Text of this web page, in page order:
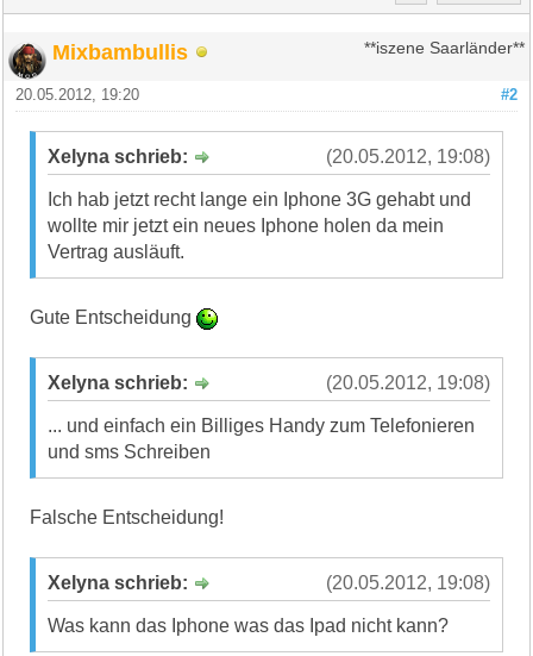
Mixbambullis **iszene Saarländer**
#2
20.05.2012, 19:20
(20.05.2012, 19:08)
Xelyna schrieb:
Ich hab jetzt recht lange ein Iphone 3G gehabt und
wollte mir jetzt ein neues Iphone holen da mein
Vertrag ausläuft.
Gute Entscheidung
(20.05.2012, 19:08)
Xelyna schrieb:
... und einfach ein Billiges Handy zum Telefonieren
und sms Schreiben
Falsche Entscheidung!
(20.05.2012, 19:08)
Xelyna schrieb:
Was kann das Iphone was das Ipad nicht kann?